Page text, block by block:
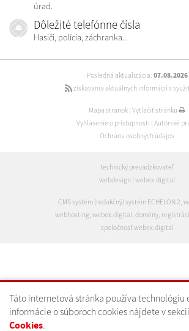
Táto internetová stránka používa technológiu
informácie o súboroch cookies nájdete v
Cookies.
úrad.
Dôležité telefónne čísla
Hasiči, polícia, záchranka...
Posledná aktualizácia: 07.08.2026
získavania aktuálnych informácií s
Mapa stránok Vytlačiť stránku
Vyhlásenie o prístupnosti Autorské
Ochrana osobných údajov
technický prevádzkovateľ
webdesign webex.digital
CMS systém (redakčný) systém ECHELON 2,
webhosting, webex.digital , domény,
spoločnosť webex.digital